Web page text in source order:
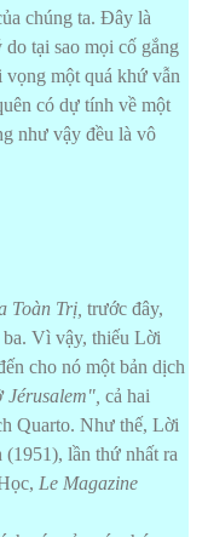
chúng ta. Đây là
tại sao mọi cố gắng
vọng một quá khứ vẫn
có dự tính về một
như vậy đều là vô
Toàn Trị, trước đây,
ba. Vì vậy, thiếu Lời
cho nó một bản dịch
cả hai
Quarto. Như thế, Lời
lần thứ nhất ra
Le Magazine